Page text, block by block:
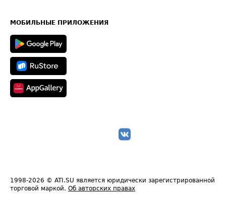
Техническая информация
МОБИЛЬНЫЕ ПРИЛОЖЕНИЯ
1998-2026 © ATI.SU является юридически зарегистрированной
торговой маркой. Об авторских правах